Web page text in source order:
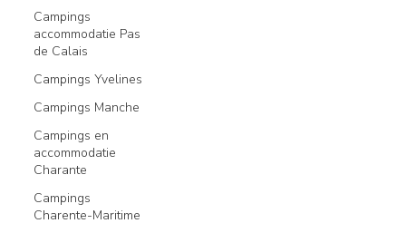
Campings
accommodatie Pas
de Calais
Campings Yvelines
Campings Manche
Campings en
accommodatie
Charante
Campings
Charente-Maritime